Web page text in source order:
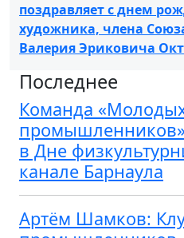
поздравляет с днем
художника, члена
Валерия Эриковича
Последнее
Команда
в Дне
канале Барнаула
Артём Шамков: